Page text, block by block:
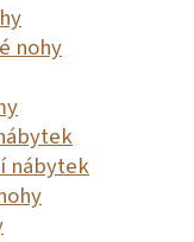
nohy
nábytek